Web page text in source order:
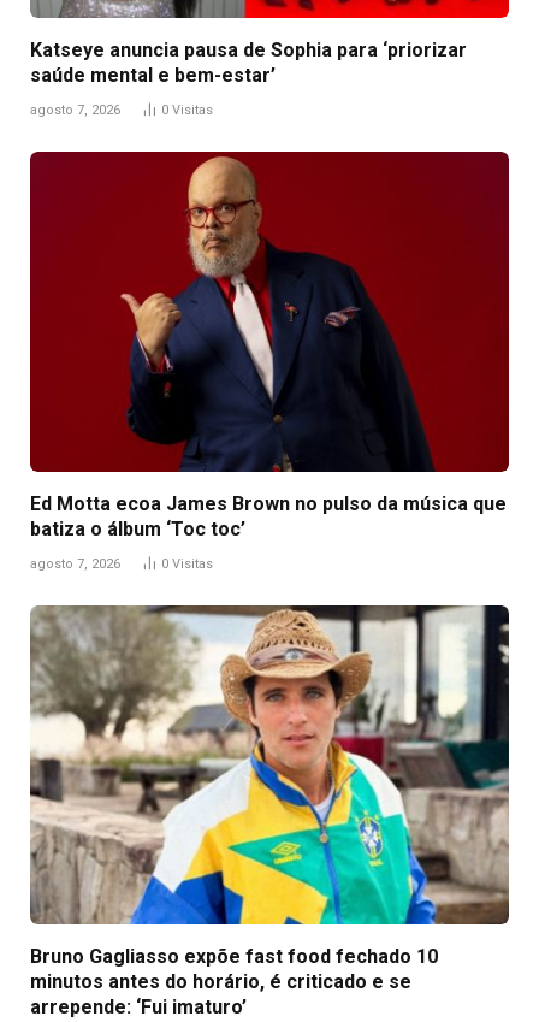
Katseye anuncia pausa de Sophia para ‘priorizar
saúde mental e bem-estar’
agosto 7, 2026 0 Visitas
Ed Motta ecoa James Brown no pulso da música que
batiza o álbum ‘Toc toc’
agosto 7, 2026 0 Visitas
Bruno Gagliasso expõe fast food fechado 10
minutos antes do horário, é criticado e se
arrepende: ‘Fui imaturo’